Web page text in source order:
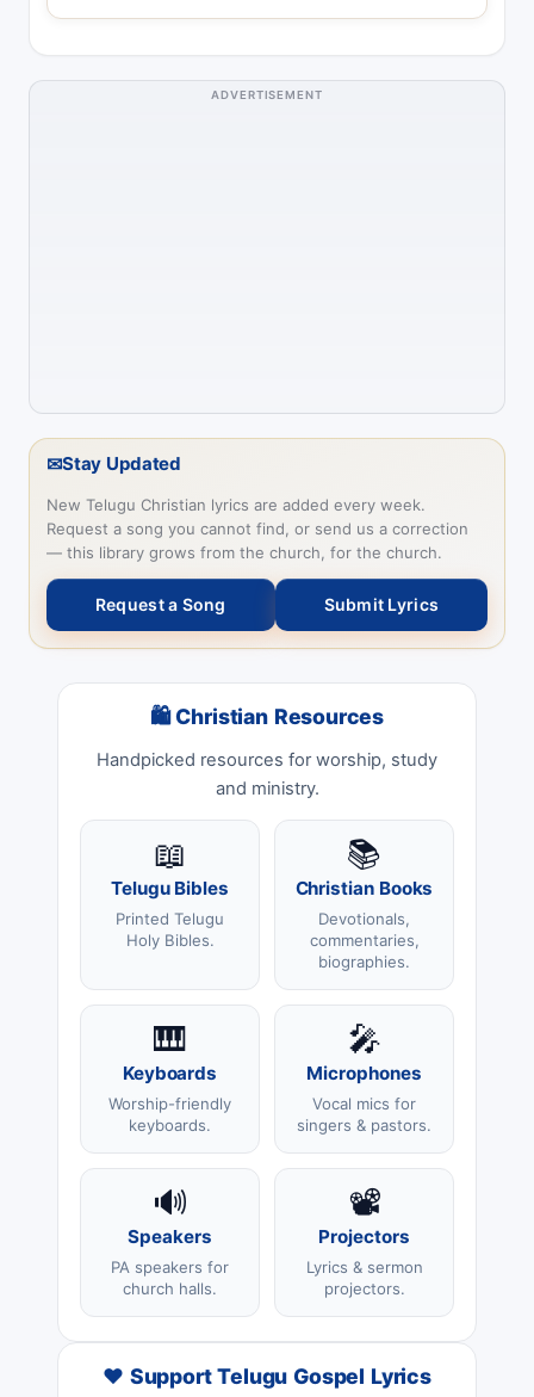
ADVERTISEMENT
✉Stay Updated
New Telugu Christian lyrics are added every week.
Request a song you cannot find, or send us a correction
— this library grows from the church, for the church.
Request a Song Submit Lyrics
🛍 Christian Resources
Handpicked resources for worship, study
and ministry.
📖
Telugu Bibles
Printed Telugu
Holy Bibles.
📚
Christian Books
Devotionals,
commentaries,
biographies.
🎹
Keyboards
Worship-friendly
keyboards.
🎤
Microphones
Vocal mics for
singers & pastors.
🔊
Speakers
PA speakers for
church halls.
📽️
Projectors
Lyrics & sermon
projectors.
❤️ Support Telugu Gospel Lyrics